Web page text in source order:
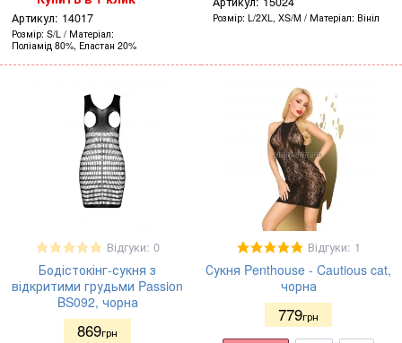
Артикул: 14017
Розмір S/L
Матеріал
Поліамід 80%, Еластан 20%
Розмір L/2XL, XS/M Матеріал Вініл
Відгуки: 0
Бодістокінг-сукня з
відкритими грудьми Passion
BS092, чорна
869грн
Відгуки: 1
Сукня Penthouse - Cautious cat,
чорна
779грн